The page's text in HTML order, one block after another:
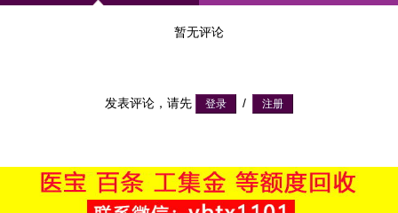
暂无评论
发表评论，请先 /